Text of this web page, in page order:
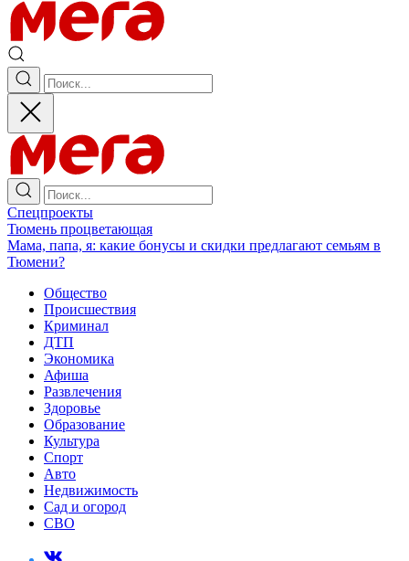
Спецпроекты
Тюмень процветающая
Мама, папа, я: какие бонусы и скидки предлагают семьям в
Тюмени?
Общество
Происшествия
Криминал
ДТП
Экономика
Афиша
Развлечения
Здоровье
Образование
Культура
Спорт
Авто
Недвижимость
Сад и огород
СВО